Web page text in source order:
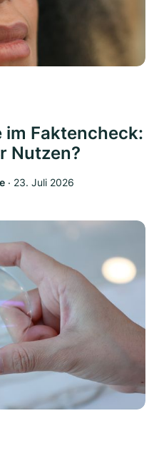
Faktencheck:
Nutzen?
‧ 23. Juli 2026